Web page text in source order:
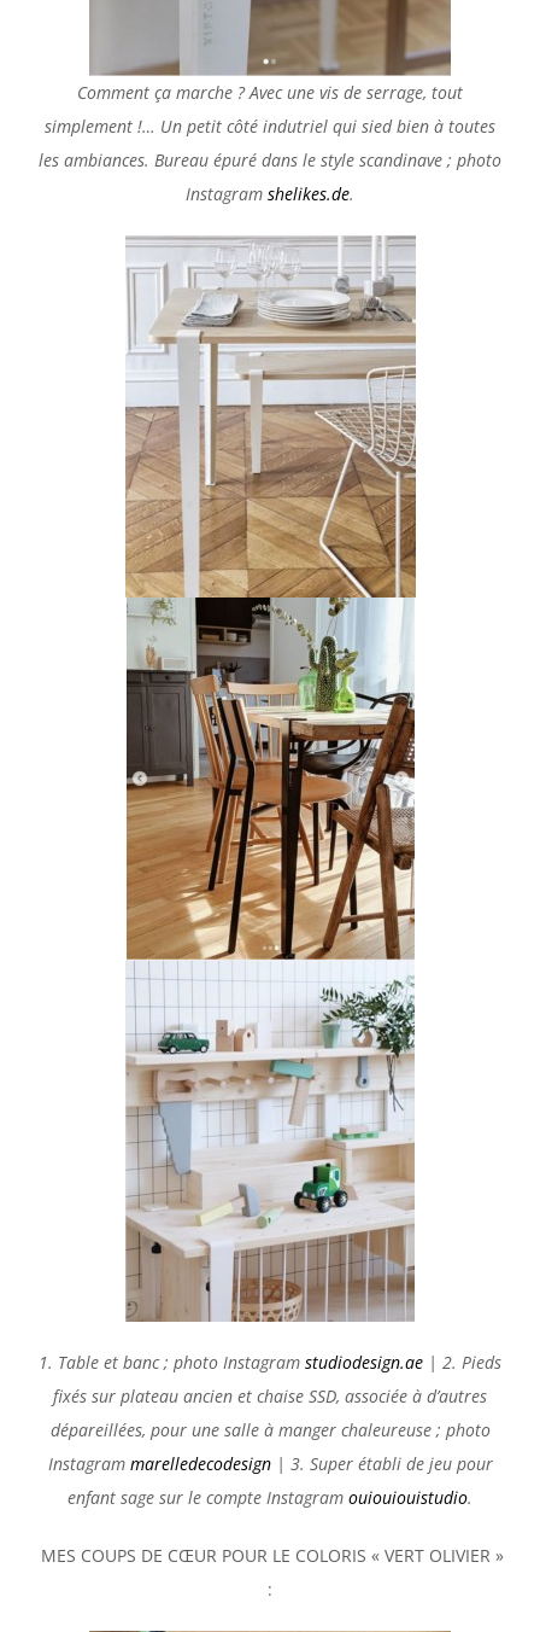
Comment ça marche ? Avec une vis de serrage, tout
simplement !… Un petit côté indutriel qui sied bien à toutes
les ambiances. Bureau épuré dans le style scandinave ; photo
Instagram shelikes.de.
1. Table et banc ; photo Instagram studiodesign.ae | 2. Pieds
fixés sur plateau ancien et chaise SSD, associée à d’autres
dépareillées, pour une salle à manger chaleureuse ; photo
Instagram marelledecodesign| 3. Super établi de jeu pour
enfant sage sur le compte Instagram ouiouiouistudio.
MES COUPS DE CŒUR POUR LE COLORIS « VERT OLIVIER »
: